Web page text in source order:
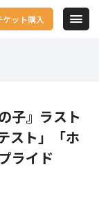
ケット購入
子』ラスト
スト」「ホ
ライド